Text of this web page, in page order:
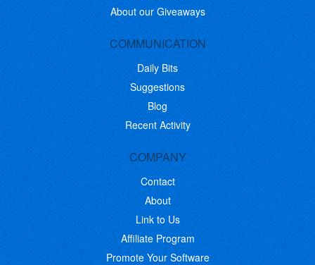
About our Giveaways
COMMUNICATION
Daily Bits
Suggestions
Blog
Recent Activity
COMPANY
Contact
About
Link to Us
Affiliate Program
Promote Your Software